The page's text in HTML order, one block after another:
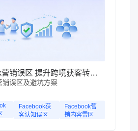
避开Facebook营销误区 提升跨境获客转化效率
误区及避坑方案
Facebook获
客认知误区
Facebook营
销内容雷区